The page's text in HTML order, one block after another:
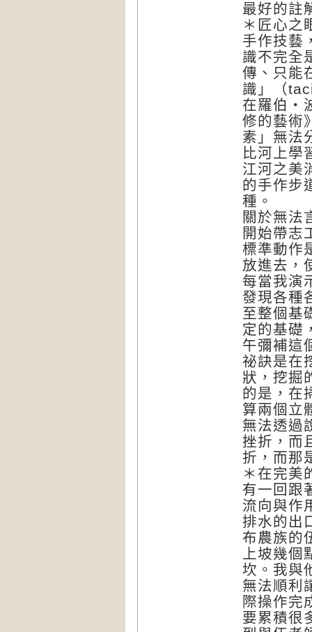
最好的註
＊匠心之
手作技藝
識不完全
傳、只能
識」（
在羅伯‧
修的藝術
素」無法
比河上學
江河之美
的手作步
種。
關於無法
開始帶志
標準動作
放進去，
每當我演
發現各種
至整個基
定的基礎
午彌補這
祕訣是在
狀，挖掘
的是，在
算兩個立
無法透過
挫折，而
折，而那
＊在完美
有一回跟
流向與作
排水的出
布農族的
上坡幾
坎。我與
無法順利
際操作完
要累積很